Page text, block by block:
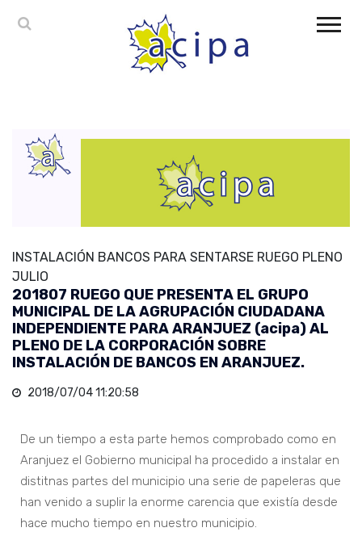
INSTALACIÓN BANCOS PARA SENTARSE RUEGO PLENO
JULIO
201807 RUEGO QUE PRESENTA EL GRUPO
MUNICIPAL DE LA AGRUPACIÓN CIUDADANA
INDEPENDIENTE PARA ARANJUEZ (acipa) AL
PLENO DE LA CORPORACIÓN SOBRE
INSTALACIÓN DE BANCOS EN ARANJUEZ.
2018/07/04 11:20:58
De un tiempo a esta parte hemos comprobado como en
Aranjuez el Gobierno municipal ha procedido a instalar en
distitnas partes del municipio una serie de papeleras que
han venido a suplir la enorme carencia que existía desde
hace mucho tiempo en nuestro municipio.